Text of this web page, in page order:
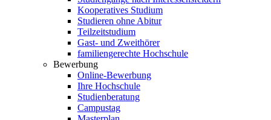
Kooperatives Studium
Studieren ohne Abitur
Teilzeitstudium
Gast- und Zweithörer
familiengerechte Hochschule
Bewerbung
Online-Bewerbung
Ihre Hochschule
Studienberatung
Campustag